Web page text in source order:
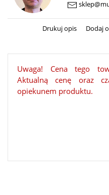
Drukuj opis Dodaj
Uwaga! Cena tego
Aktualną cenę oraz
opiekunem produktu.